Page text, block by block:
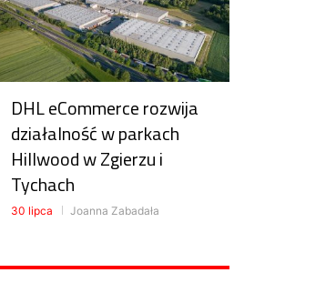
DHL eCommerce rozwija
działalność w parkach
Hillwood w Zgierzu i
Tychach
30 lipca Joanna Zabadała